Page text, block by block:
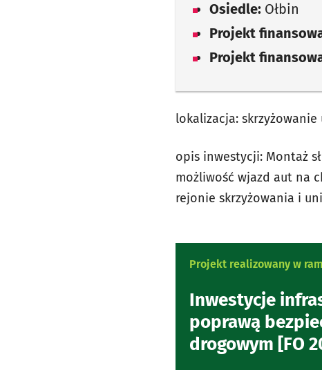
Osiedle: Ołbin
Projekt
Projekt
lokalizacja:
opis inwestycji: Montaż
możliwość wjazd aut na
rejonie skrzyżowania i
Projekt realizowany w
Inwestycje
poprawą
drogowym [FO